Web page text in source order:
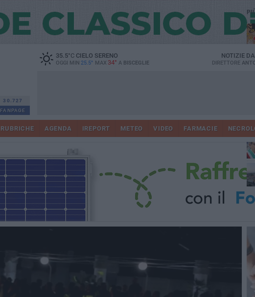
30.727
FANPAGE
35.5°CCIELO SERENO
OGGI MIN 25.5° MAX 34° A BISCEGLIE
NOTIZIE
DIRETTORE
RUBRICHE AGENDA IREPORT METEO VIDEO FARMACIE